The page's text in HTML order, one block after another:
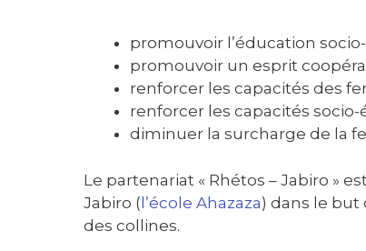
promouvoir l’éducation
promouvoir un esprit
renforcer les capacités des
renforcer les capacités
diminuer la surcharge de la
Le partenariat « Rhétos – Jabiro »
Jabiro (l’école Ahazaza) dans le but
des collines.